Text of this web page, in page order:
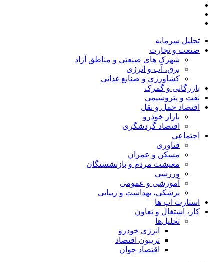
تحلیل‌ سرمایه
صنعت و تجارت
شهرک های صنعتی و مناطق آزاد
برق، آب و انرژی
کشاورزی و صنایع غذایی
بازرگانی و گمرک
نفت و پتروشیمی
اقتصاد حمل و نقل
بازار خودرو
اقتصاد گردشگری
اجتماعی
فناوری
مسکن و عمران
معیشت مردم و بازنشستگان
ورزشی
آموزشی و عمومی
پزشکی، بهداشت و زیبایی
استارت اپ ها
کار، اشتغال و تعاون
تحلیل‌ها
انرژی خودرو
تریبون اقتصاد
اقتصاد جوان